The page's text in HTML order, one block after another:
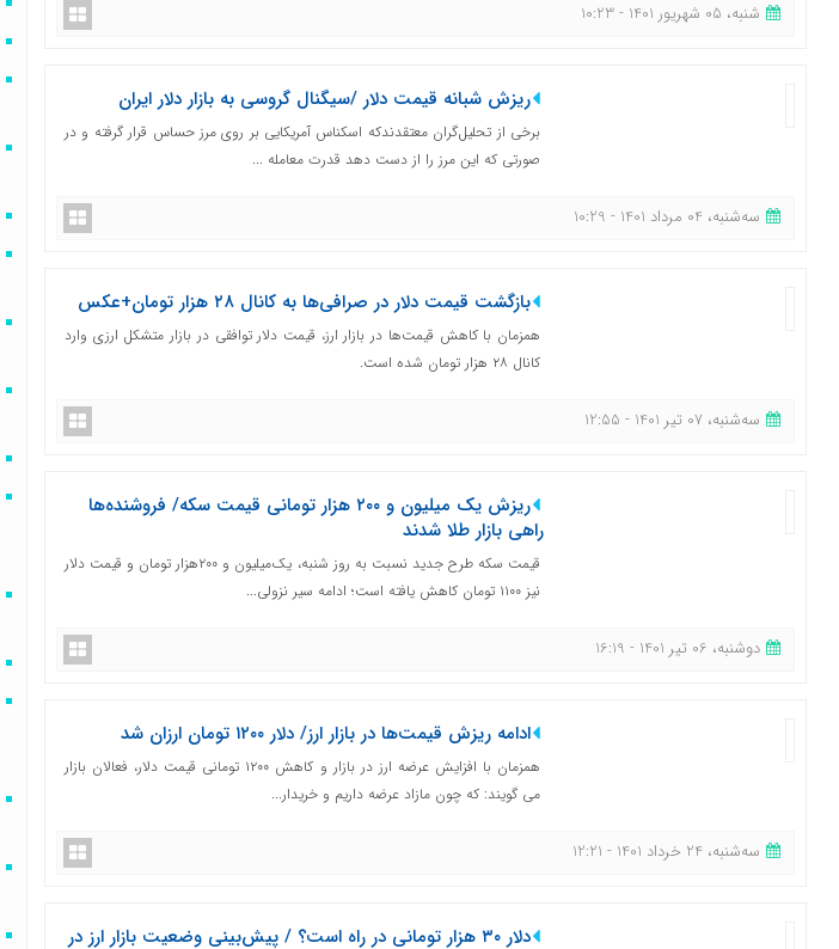
شنبه، 05 شهریور 1401 - 10:23
ریزش شبانه قیمت دلار /سیگنال گروسی به بازار دلار ایران
برخی از تحلیل‌گران معتقدندکه اسکناس آمریکایی بر روی مرز حساس قرار گرفته و در
صورتی که این مرز را از دست دهد قدرت معامله ...
ﺳﻪشنبه، 04 مرداد 1401 - 10:29
بازگشت قیمت دلار در صرافی‌ها به کانال ۲۸ هزار تومان+عکس
همزمان با کاهش قیمت‌ها در بازار ارز، قیمت دلار توافقی در بازار متشکل ارزی وارد
کانال ۲۸ هزار تومان شده است.
ﺳﻪشنبه، 07 تیر 1401 - 12:55
ریزش یک میلیون و ۲۰۰ هزار تومانی قیمت سکه/ فروشنده‌ها
راهی بازار طلا شدند
قیمت سکه طرح جدید نسبت به روز شنبه، یک‌میلیون و ۲۰۰هزار تومان و قیمت دلار
نیز ۱۱۰۰ تومان کاهش یافته است؛ ادامه سیر نزولی...
دوشنبه، 06 تیر 1401 - 16:19
ادامه ریزش قیمت‌ها در بازار ارز/ دلار ۱۲۰۰ تومان ارزان شد
همزمان با افزایش عرضه ارز در بازار و کاهش ۱۲۰۰ تومانی قیمت دلار، فعالان بازار
می گویند: که چون مازاد عرضه داریم و خریدار...
ﺳﻪشنبه، 24 خرداد 1401 - 12:21
دلار ۳۰ هزار تومانی در راه است؟ / پیش‌بینی وضعیت بازار ارز در